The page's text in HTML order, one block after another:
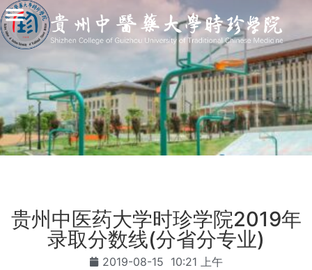
贵州中医药大学时珍学院2019年
录取分数线(分省分专业)
2019-08-15 10:21 上午